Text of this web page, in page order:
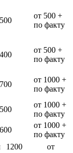
500
от 500 +
по факту
400
от 500 +
по факту
700
от 1000 +
по факту
500
от 1000 +
по факту
600
от 1000 +
по факту
1200
от